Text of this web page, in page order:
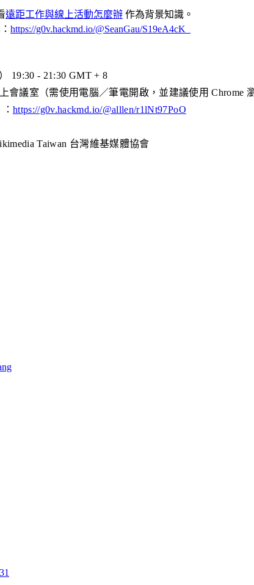
遠距工作與線上活動怎麼辦 作為背景知識。
https://g0v.hackmd.io/@SeanGau/S19eA4cK_
19:30 - 21:30 GMT + 8
會議室（需使用電腦／筆電開啟，並建議使用 Chrome
https://g0v.hackmd.io/@alllen/r1lNt97PoO
Taiwan 台灣維基媒體協會